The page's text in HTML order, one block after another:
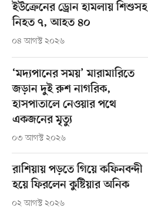
ইউক্রেনের ড্রোন হামলায় শিশুসহ
নিহত ৭, আহত ৪০
০৪ আগস্ট ২০২৬
‘মদ্যপানের সময়’ মারামারিতে
জড়ান দুই রুশ নাগরিক,
হাসপাতালে নেওয়ার পথে
একজনের মৃত্যু
০৩ আগস্ট ২০২৬
রাশিয়ায় পড়তে গিয়ে কফিনবন্দী
হয়ে ফিরলেন কুষ্টিয়ার অনিক
০২ আগস্ট ২০২৬